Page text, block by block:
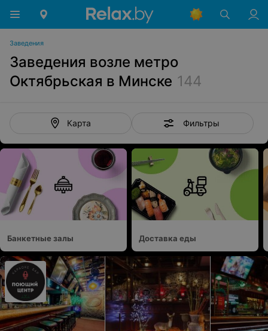
Заведения
Заведения возле метро
Октябрьская в Минске 144
Карта Фильтры
Банкетные залы Доставка еды